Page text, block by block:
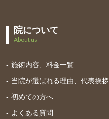
院について
About us
施術内容、料金一覧
当院が選ばれる理由、代表挨拶
初めての方へ
よくある質問